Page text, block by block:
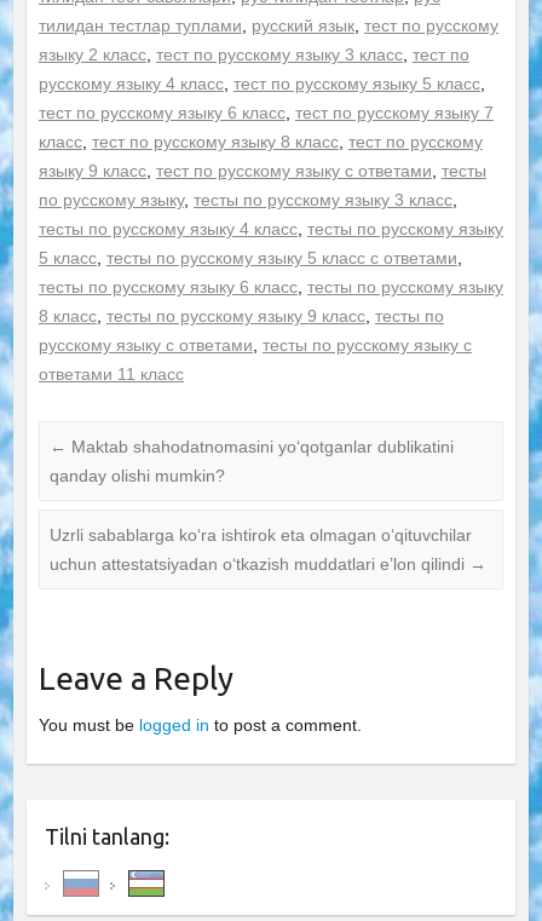
тилидан тестлар туплами
русский язык, тест по русскому
языку 2 класс, тест по русскому языку 3 класс, тест по
русскому языку 4 класс, тест по русскому языку 5 класс,
тест по русскому языку 6 класс, тест по русскому языку 7
класс, тест по русскому языку 8 класс, тест по русскому
языку 9 класс, тест по русскому языку с ответами тесты
по русскому языку, тесты по русскому языку 3 класс,
тесты по русскому языку 4 класс, тесты по русскому языку
5 класс, тесты по русскому языку 5 класс с ответами
тесты по русскому языку 6 класс, тесты по русскому языку
8 класс, тесты по русскому языку 9 класс, тесты по
русскому языку с ответами тесты по русскому языку с
ответами 11 класс
← Maktab shahodatnomasini yo‘qotganlar dublikatini
qanday olishi mumkin?
Uzrli sabablarga ko‘ra ishtirok eta olmagan o‘qituvchilar
uchun attestatsiyadan o‘tkazish muddatlari e’lon qilindi →
Leave a Reply
You must be logged in to post a comment.
Tilni tanlang: